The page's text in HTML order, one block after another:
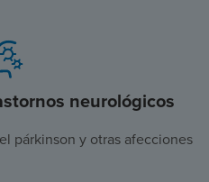
neurológicos
párkinson y otras afecciones